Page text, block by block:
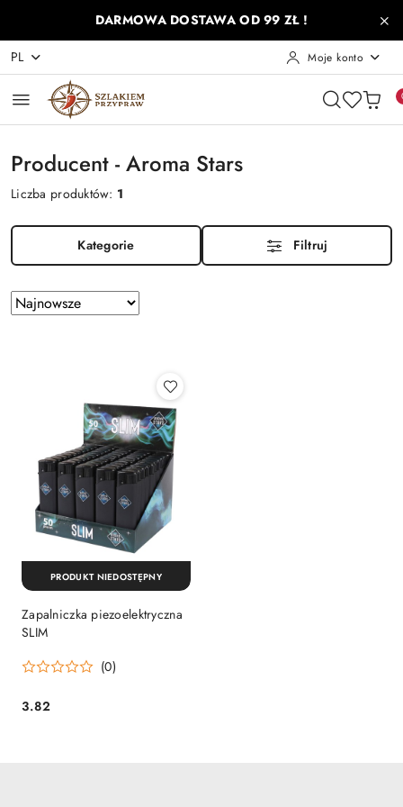
Przejdź do treści głównej
Przejdź do wyszukiwarki
Przejdź do moje konto
Przejdź do menu głównego
Przejdź do stopkiDARMOWA DOSTAWA OD 99 ZŁ !
PL Moje konto
Producent - Aroma Stars
Liczba produktów: 1
Kategorie Filtruj
Zastosowano
sortowanie:
Sortuj
według
Zapalniczka piezoelektryczna
SLIM
(0)
Cena:
3.82
PRODUKT NIEDOSTĘPNY